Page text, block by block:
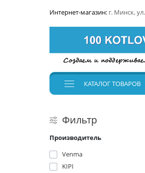
Интернет-магазин: г. Минск,
КАТАЛОГТОВАРОВ
Фильтр
Производитель
Venma
KIPI